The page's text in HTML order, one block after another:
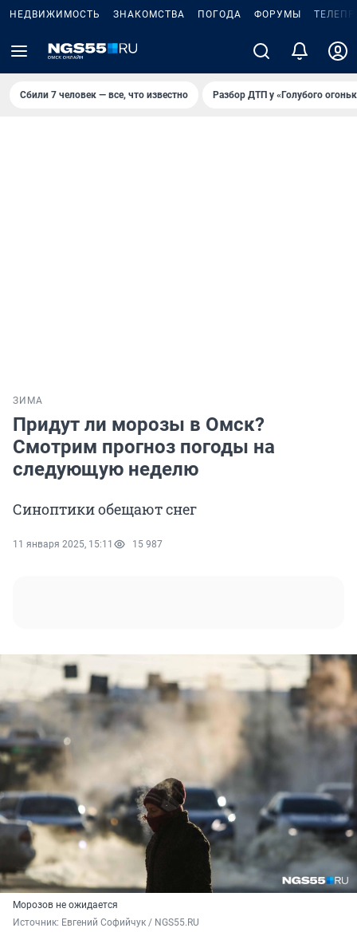
НЕДВИЖИМОСТЬ ЗНАКОМСТВА ПОГОДА ФОРУМЫ
Сбили 7 человек — все, что известно Разбор ДТП у «Голубого
ЗИМА
Придут ли морозы в Омск?
Смотрим прогноз погоды на
следующую неделю
Синоптики обещают снег
11 января 2025, 15:11 15 987
Морозов не ожидается
Источник: Евгений Софийчук / NGS55.RU